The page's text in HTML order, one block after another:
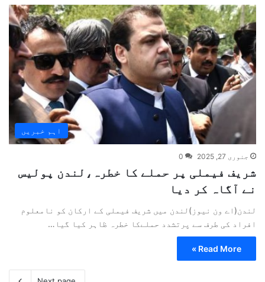
اہم خبریں
جنوری 27, 2025 0
شریف فیملی پر حملے کا خطرہ،لندن پولیس
نے آگاہ کر دیا
لندن(اے ون نیوز)لندن میں شریف فیملی کے ارکان کو نامعلوم
افراد کی طرف سے پرتشدد حملےکا خطرہ ظاہر کیا گیا…
Read More »